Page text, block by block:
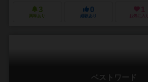
3
興味あり
0
経験あり
1
お気に入り
ベストワード